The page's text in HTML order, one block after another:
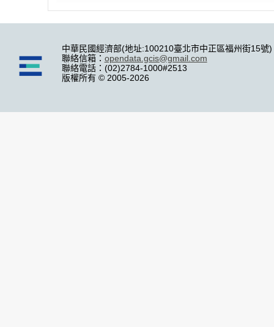
中華民國經濟部(地址:100210臺北市中正區福州街15號)
聯絡信箱： opendata.gcis@gmail.com
聯絡電話：(02)2784-1000#2513
版權所有 © 2005-2026